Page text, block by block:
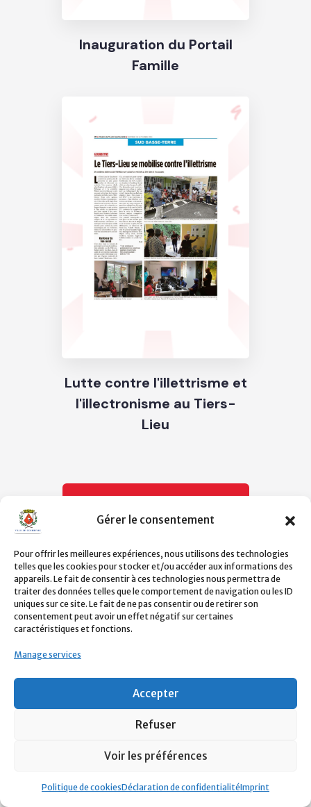
Gérer le consentement
Pour offrir les meilleures expériences, nous utilisons des technologies
telles que les cookies pour stocker et/ou accéder aux informations des
appareils. Le fait de consentir à ces technologies nous permettra de
traiter des données telles que le comportement de navigation ou les ID
uniques sur ce site. Le fait de ne pas consentir ou de retirer son
consentement peut avoir un effet négatif sur certaines
caractéristiques et fonctions.
Manage services
Accepter
Refuser
Voir les préférences
Politique de cookiesDéclaration de confidentialitéImprint
Inauguration du Portail
Famille
Lutte contre l'illettrisme et
l'illectronisme au Tiers-
Lieu
Laissez-nous votre
message